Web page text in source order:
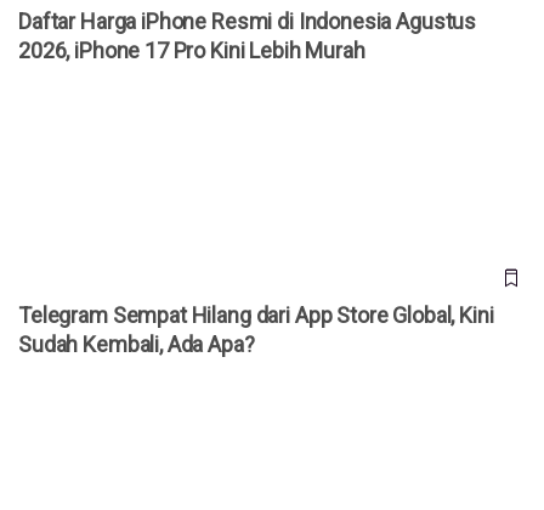
Daftar Harga iPhone Resmi di Indonesia Agustus
2026, iPhone 17 Pro Kini Lebih Murah
Telegram Sempat Hilang dari App Store Global, Kini
Sudah Kembali, Ada Apa?